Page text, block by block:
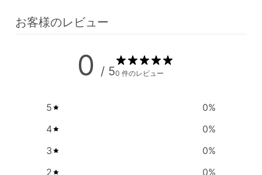
お客様のレビュー
0 / 50 件のレビュー
5 0%
4
0%
3
0%
2
0%